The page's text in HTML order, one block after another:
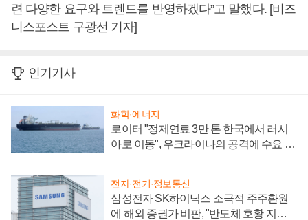
련 다양한 요구와 트렌드를 반영하겠다”고 말했다. [비즈
니스포스트 구광선 기자]
인기기사
화학·에너지
로이터 "정제연료 3만 톤 한국에서 러시
아로 이동", 우크라이나의 공격에 수요 늘
전자·전기·정보통신
삼성전자 SK하이닉스 소극적 주주환원
에 해외 증권가 비판, "반도체 호황 지속